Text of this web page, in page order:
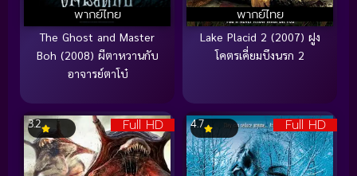
พากย์ไทย
The Ghost and Master
Boh (2008) ผีตาหวานกับ
อาจารย์ตาโบ๋
พากย์ไทย
Lake Placid 2 (2007) ฝูง
โคตรเคี่ยมบึงนรก 2
Full HD
3.2 Full HD
4.7